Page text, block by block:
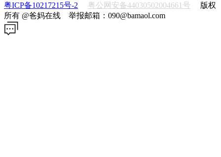
粤ICP备10217215号-2 粤公网安备44030502004661号 版权
所有 @爸妈在线 举报邮箱：090@bamaol.com